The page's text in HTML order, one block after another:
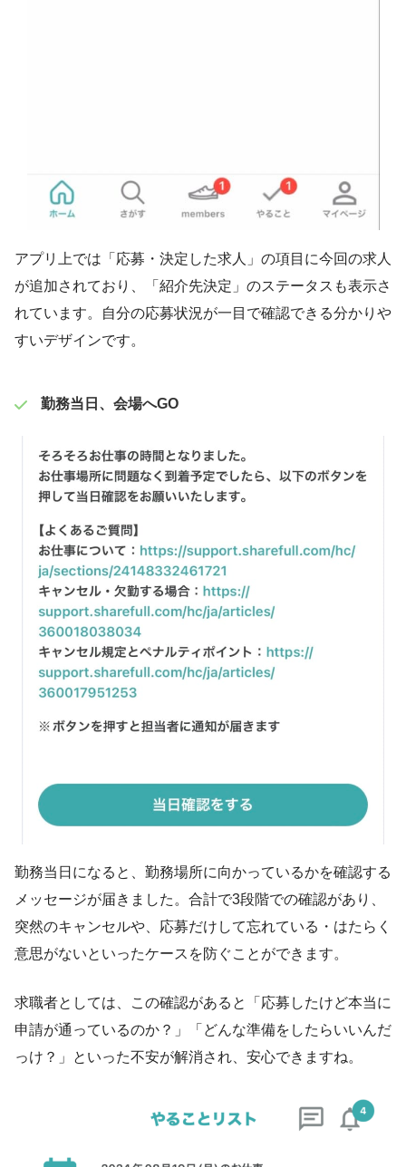
アプリ上では「応募・決定した求人」の項目に今回の求人
が追加されており、「紹介先決定」のステータスも表示さ
れています。自分の応募状況が一目で確認できる分かりや
すいデザインです。
勤務当日、会場へGO
勤務当日になると、勤務場所に向かっているかを確認する
メッセージが届きました。合計で3段階での確認があり、
突然のキャンセルや、応募だけして忘れている・はたらく
意思がないといったケースを防ぐことができます。
求職者としては、この確認があると「応募したけど本当に
申請が通っているのか？」「どんな準備をしたらいいんだ
っけ？」といった不安が解消され、安心できますね。